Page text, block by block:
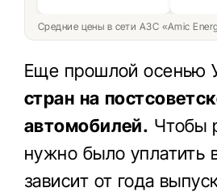
Средние цены в сети АЗС «Amic
Еще прошлой осенью
стран на
автомобилей. Чтобы
нужно было уплатить
зависит от года